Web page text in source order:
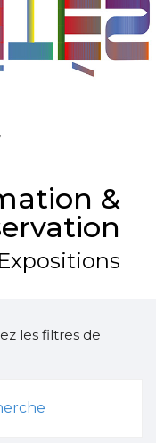
&
Expositions
les filtres de